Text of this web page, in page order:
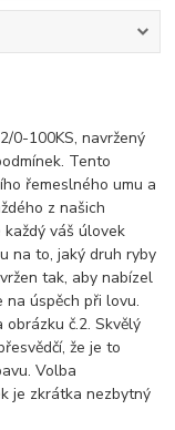
0-100KS, navržený
Tento
řemeslného umu a
z našich
váš úlovek
na to, jaký druh ryby
tak, aby nabízel
úspěch při lovu.
č.2. Skvělý
že je to
Volba
je zkrátka nezbytný